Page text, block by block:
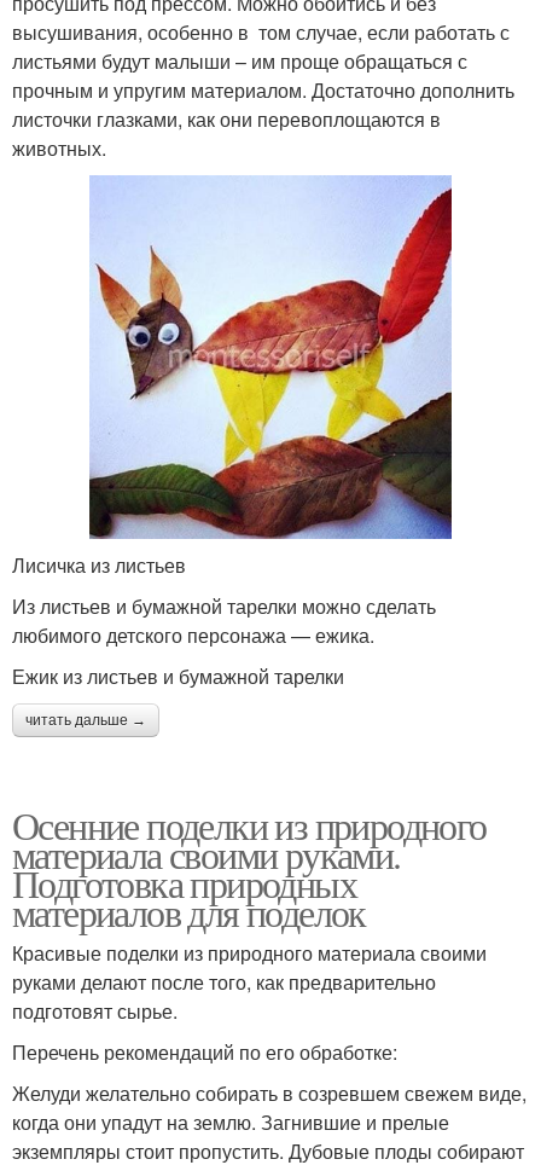
высушивания, особенно в том случае, если работать с
листьями будут малыши – им проще обращаться с
прочным и упругим материалом. Достаточно дополнить
листочки глазками, как они перевоплощаются в
животных.
Лисичка из листьев
Из листьев и бумажной тарелки можно сделать
любимого детского персонажа — ежика.
Ежик из листьев и бумажной тарелки
читать дальше →
Осенние поделки из природного
материала своими руками.
Подготовка природных
материалов для поделок
Красивые поделки из природного материала своими
руками делают после того, как предварительно
подготовят сырье.
Перечень рекомендаций по его обработке:
Желуди желательно собирать в созревшем свежем виде,
когда они упадут на землю. Загнившие и прелые
экземпляры стоит пропустить. Дубовые плоды собирают